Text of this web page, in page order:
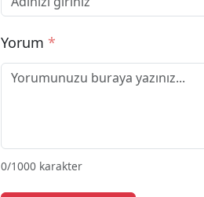
Yorum *
0/1000 karakter